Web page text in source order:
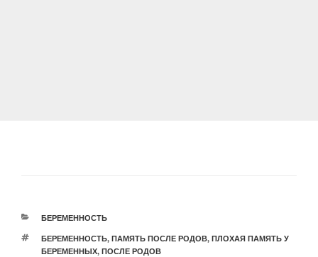
РУБРИКИ
БЕРЕМЕННОСТЬ
МЕТКИ
БЕРЕМЕННОСТЬ, ПАМЯТЬ ПОСЛЕ РОДОВ, ПЛОХАЯ ПАМЯТЬ У
БЕРЕМЕННЫХ, ПОСЛЕ РОДОВ